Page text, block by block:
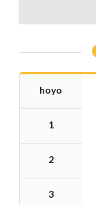
hoyo
1
2
3